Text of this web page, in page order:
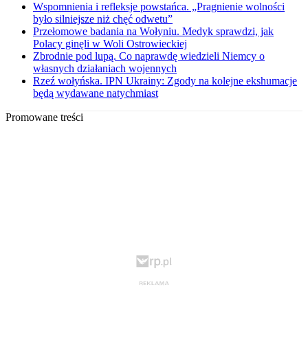
Wspomnienia i refleksje powstańca. „Pragnienie wolności
było silniejsze niż chęć odwetu”
Przełomowe badania na Wołyniu. Medyk sprawdzi, jak
Polacy ginęli w Woli Ostrowieckiej
Zbrodnie pod lupą. Co naprawdę wiedzieli Niemcy o
własnych działaniach wojennych
Rzeź wołyńska. IPN Ukrainy: Zgody na kolejne ekshumacje
będą wydawane natychmiast
Promowane treści